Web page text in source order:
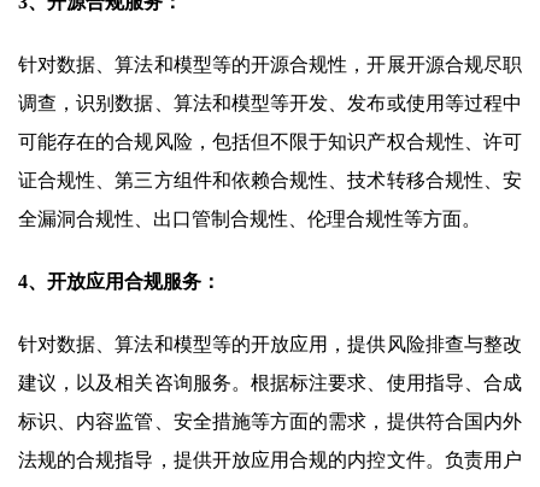
针对数据、算法和模型等的开源合规性，开展开源合规尽职
调查，识别数据、算法和模型等开发、发布或使用等过程中
可能存在的合规风险，包括但不限于知识产权合规性、许可
证合规性、第三方组件和依赖合规性、技术转移合规性、安
全漏洞合规性、出口管制合规性、伦理合规性等方面。
4、开放应用合规服务：
针对数据、算法和模型等的开放应用，提供风险排查与整改
建议，以及相关咨询服务。根据标注要求、使用指导、合成
标识、内容监管、安全措施等方面的需求，提供符合国内外
法规的合规指导，提供开放应用合规的内控文件。负责用户